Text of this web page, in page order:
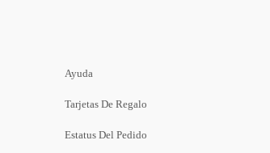
Ayuda
Tarjetas De Regalo
Estatus Del Pedido